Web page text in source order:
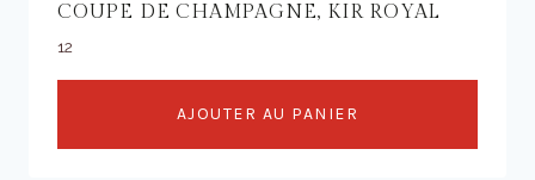
COUPE DE CHAMPAGNE, KIR ROYAL
12
AJOUTER AU PANIER